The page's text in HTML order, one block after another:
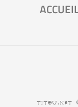
titou.net